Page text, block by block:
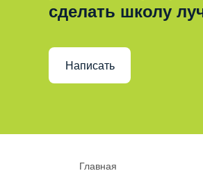
сделать школу
Написать
Главная